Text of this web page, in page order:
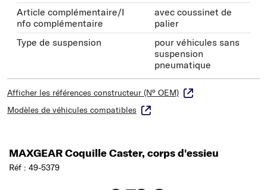
Article complémentaire/I
nfo complémentaire
avec coussinet de
palier
Type de suspension
pour véhicules sans
suspension
pneumatique
Afficher les références constructeur (N° OEM)
Modèles de véhicules compatibles
MAXGEAR Coquille Caster, corps d'essieu
Réf : 49-5379